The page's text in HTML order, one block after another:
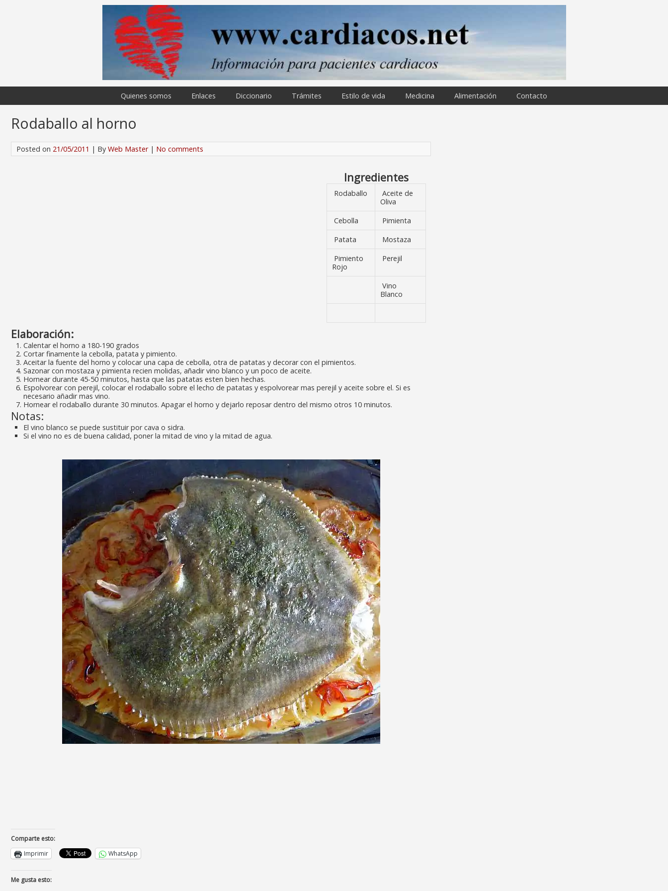
Quienes somos Enlaces Diccionario Trámites Estilo de vida Medicina Alimentación Contacto
Rodaballo al horno
Posted on 21/05/2011 | By Web Master| No comments
Ingredientes
Rodaballo
Aceite de
Oliva
Cebolla
Pimienta
Patata
Mostaza
Pimiento
Rojo
Perejil
Vino
Blanco
Elaboración:
Calentar el horno a 180-190 grados
Cortar finamente la cebolla, patata y pimiento.
Aceitar la fuente del horno y colocar una capa de cebolla, otra de patatas y decorar con el pimientos.
Sazonar con mostaza y pimienta recien molidas, añadir vino blanco y un poco de aceite.
Hornear durante 45-50 minutos, hasta que las patatas esten bien hechas.
Espolvorear con perejil, colocar el rodaballo sobre el lecho de patatas y espolvorear mas perejil y aceite sobre el. Si es
necesario añadir mas vino.
Hornear el rodaballo durante 30 minutos. Apagar el horno y dejarlo reposar dentro del mismo otros 10 minutos.
Notas:
El vino blanco se puede sustituir por cava o sidra.
Si el vino no es de buena calidad, poner la mitad de vino y la mitad de agua.
Comparte esto:
Imprimir
WhatsApp
Me gusta esto: